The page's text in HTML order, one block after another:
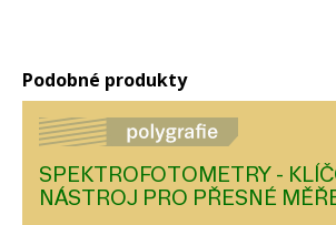
Podobné produkty
SPEKTROFOTOMETRY -
NÁSTROJ PRO PŘESNÉ